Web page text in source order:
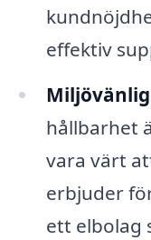
effektiv
hållbarhet
vara värt
erbjuder
ett elbolag